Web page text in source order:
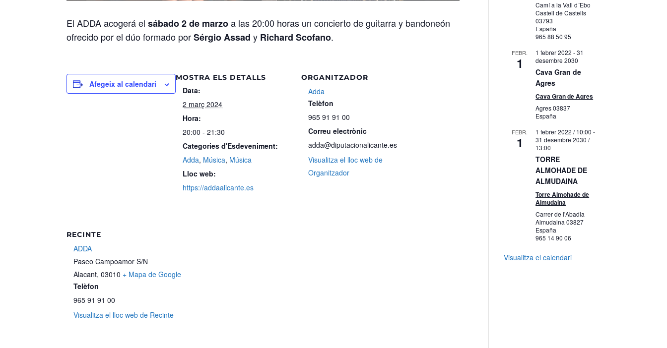
El ADDA acogerá elsábado 2 de marzoa las 20:00 horas un concierto de guitarra y bandoneón
ofrecido por el dúo formado porSérgio Assad y Richard Scofano.
Afegeix al calendari
MOSTRA ELS DETALLS
Data:
2 març 2024
Hora:
20:00 - 21:30
Categories d'Esdeveniment:
Adda, Música, Música
Lloc web:
https://addaalicante.es
ORGANITZADOR
Adda
Telèfon
965 91 91 00
Correu electrònic
adda@diputacionalicante.es
Visualitza el lloc web de
Organitzador
RECINTE
ADDA
Paseo Campoamor S/N
Alacant, 03010 + Mapa de Google
Telèfon
965 91 91 00
Visualitza el lloc web de Recinte
Camí a la Vall d´Ebo
Castell de Castells
03793
España
965 88 50 95
FEBR.
1
1 febrer 2022 -31
desembre 2030
Cava Gran de
Agres
Cava Gran de Agres
Agres03837
España
FEBR.
1
1 febrer 2022 / 10:00 -
31 desembre 2030 /
13:00
TORRE
ALMOHADE DE
ALMUDAINA
Torre Almohade de
Almudaina
Carrer de l'Abadia
Almudaina03827
España
965 14 90 06
Visualitza el calendari